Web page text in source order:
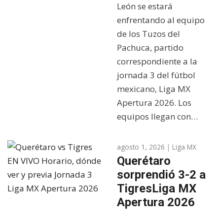
León se estará
enfrentando al equipo
de los Tuzos del
Pachuca, partido
correspondiente a la
jornada 3 del fútbol
mexicano, Liga MX
Apertura 2026. Los
equipos llegan con…
Querétaro
sorprendió 3-2 a
TigresLiga MX
Apertura 2026
agosto 1, 2026 | Liga MX